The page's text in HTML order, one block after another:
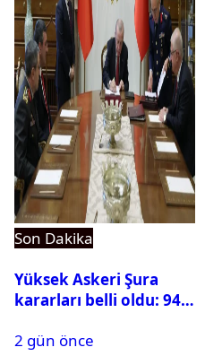
Son Dakika
Yüksek Askeri Şura
kararları belli oldu: 94
2 gün önce